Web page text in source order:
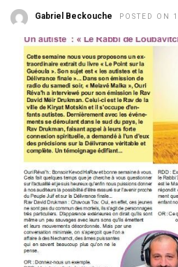
Gabriel Beckouche POSTED ON